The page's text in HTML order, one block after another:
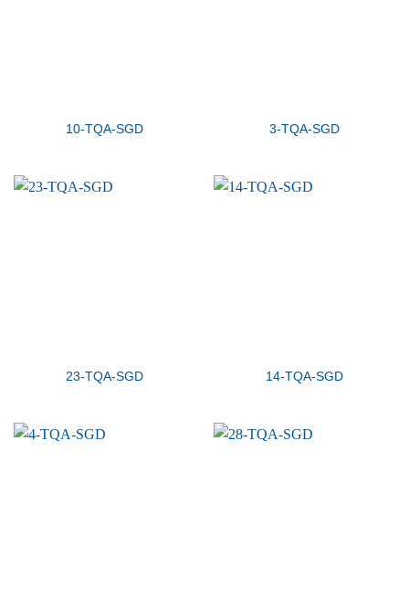
10-TQA-SGD 3-TQA-SGD
23-TQA-SGD 14-TQA-SGD